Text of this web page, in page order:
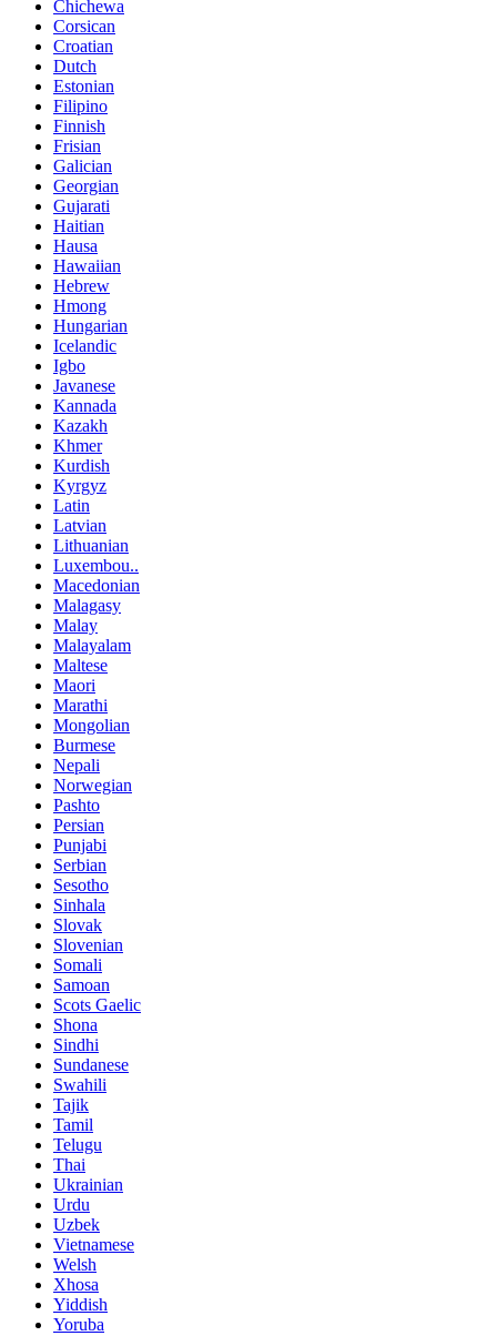
Chichewa
Corsican
Croatian
Dutch
Estonian
Filipino
Finnish
Frisian
Galician
Georgian
Gujarati
Haitian
Hausa
Hawaiian
Hebrew
Hmong
Hungarian
Icelandic
Igbo
Javanese
Kannada
Kazakh
Khmer
Kurdish
Kyrgyz
Latin
Latvian
Lithuanian
Luxembou..
Macedonian
Malagasy
Malay
Malayalam
Maltese
Maori
Marathi
Mongolian
Burmese
Nepali
Norwegian
Pashto
Persian
Punjabi
Serbian
Sesotho
Sinhala
Slovak
Slovenian
Somali
Samoan
Scots Gaelic
Shona
Sindhi
Sundanese
Swahili
Tajik
Tamil
Telugu
Thai
Ukrainian
Urdu
Uzbek
Vietnamese
Welsh
Xhosa
Yiddish
Yoruba